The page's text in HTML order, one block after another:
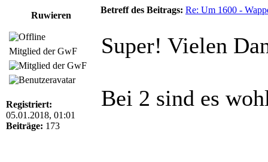
Ruwieren
Betreff des Beitrags: Re: Um 1600 -
Mitglied der GwF
Registriert:
05.01.2018, 01:01
Beiträge: 173
Super! Vielen
Bei 2 sind es